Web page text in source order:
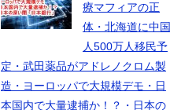
療マフィアの正
体・北海道に中国
人500万人移民予
定・武田薬品がアドレノクロム製
造・ヨーロッパで大規模デモ・日
本国内で大量逮捕か！？・日本の